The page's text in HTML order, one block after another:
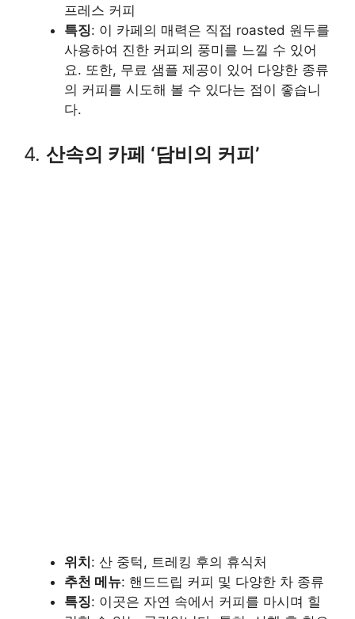
프레스 커피
특징: 이 카페의 매력은 직접 roasted 원두를
사용하여 진한 커피의 풍미를 느낄 수 있어
요. 또한, 무료 샘플 제공이 있어 다양한 종류
의 커피를 시도해 볼 수 있다는 점이 좋습니
다.
4. 산속의 카페 ‘담비의 커피’
위치: 산 중턱, 트레킹 후의 휴식처
추천 메뉴: 핸드드립 커피 및 다양한 차 종류
특징: 이곳은 자연 속에서 커피를 마시며 힐